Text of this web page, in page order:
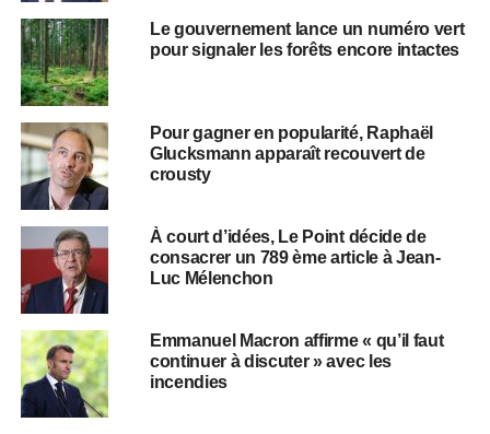
Le gouvernement lance un numéro vert
pour signaler les forêts encore intactes
Pour gagner en popularité, Raphaël
Glucksmann apparaît recouvert de
crousty
À court d’idées, Le Point décide de
consacrer un 789 ème article à Jean-
Luc Mélenchon
Emmanuel Macron affirme « qu’il faut
continuer à discuter » avec les
incendies